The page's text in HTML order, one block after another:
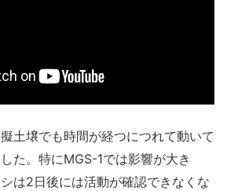
土壌でも時間が経つにつれて動いて
た。特にMGS-1では影響が大き
は2日後には活動が確認できなくな